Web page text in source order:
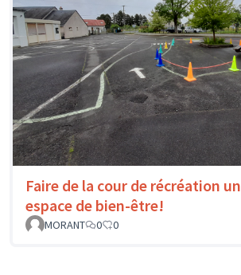
Faire de la cour de récréation un
espace de bien-être!
MORANT
0 0